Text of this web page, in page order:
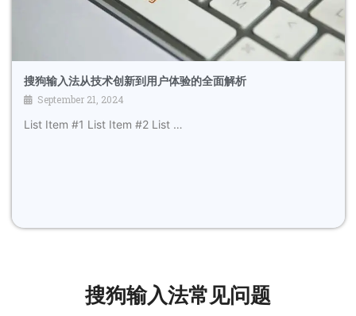
搜狗输入法从技术创新到用户体验的全面解析
September 21, 2024
List Item #1 List Item #2 List …
搜狗输入法常见问题